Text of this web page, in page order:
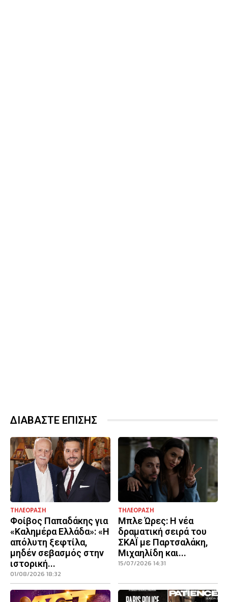
ΔΙΑΒΑΣΤΕ ΕΠΙΣΗΣ
ΤΗΛΕΟΡΑΣΗ
Φοίβος Παπαδάκης για
«Καλημέρα Ελλάδα»: «Η
απόλυτη ξεφτίλα,
μηδέν σεβασμός στην
ιστορική...
01/08/2026 18:32
ΤΗΛΕΟΡΑΣΗ
Μπλε Ώρες: Η νέα
δραματική σειρά του
ΣΚΑΪ με Παρτσαλάκη,
Μιχαηλίδη και...
15/07/2026 14:31